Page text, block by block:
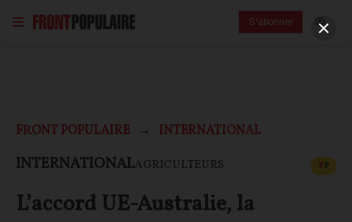
S'abonner
FRONT POPULAIRE INTERNATIONAL
INTERNATIONALAGRICULTEURS FP
L’accord UE-Australie, la